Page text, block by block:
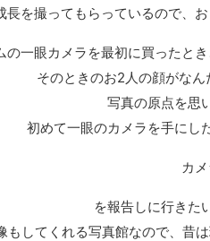
長を撮ってもらっているので、
の一眼カメラを最初に買ったと
そのときのお2人の顔がなん
写真の原点を思
初めて一眼のカメラを手にし
カ
を報告しに行きた
もしてくれる写真館なので、昔